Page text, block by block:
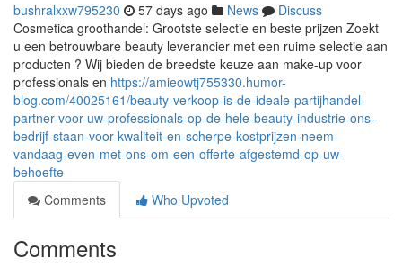
bushralxxw795230 57 days ago News
Discuss
Cosmetica groothandel: Grootste selectie en beste prijzen Zoekt
u een betrouwbare beauty leverancier met een ruime selectie aan
producten ? Wij bieden de breedste keuze aan make-up voor
professionals en https://amieowtj755330.humor-
blog.com/40025161/beauty-verkoop-is-de-ideale-partijhandel-
partner-voor-uw-professionals-op-de-hele-beauty-industrie-ons-
bedrijf-staan-voor-kwaliteit-en-scherpe-kostprijzen-neem-
vandaag-even-met-ons-om-een-offerte-afgestemd-op-uw-
behoefte
Comments
Who Upvoted
Comments